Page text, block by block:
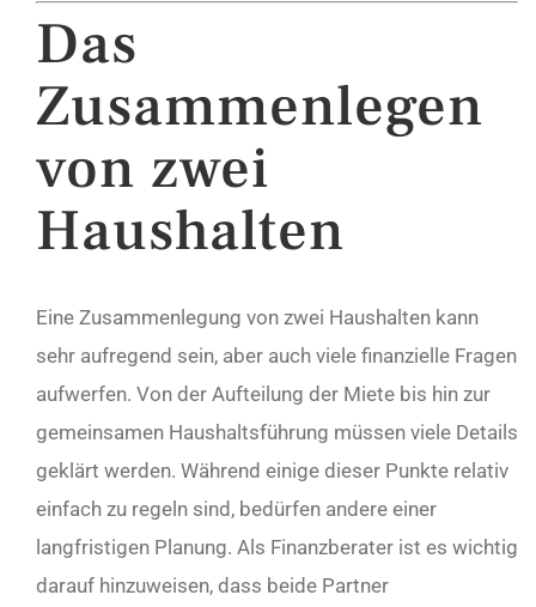
Das
Zusammenlegen
von zwei
Haushalten
Eine Zusammenlegung von zwei Haushalten kann
sehr aufregend sein, aber auch viele finanzielle Fragen
aufwerfen. Von der Aufteilung der Miete bis hin zur
gemeinsamen Haushaltsführung müssen viele Details
geklärt werden. Während einige dieser Punkte relativ
einfach zu regeln sind, bedürfen andere einer
langfristigen Planung. Als Finanzberater ist es wichtig
darauf hinzuweisen, dass beide Partner